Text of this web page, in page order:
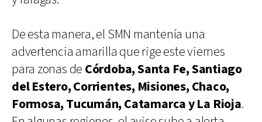
De esta manera, el SMN mantenía una
advertencia amarilla que rige este viernes
para zonas de Córdoba, Santa Fe, Santiago
del Estero, Corrientes, Misiones, Chaco,
Formosa, Tucumán, Catamarca y La Rioja.